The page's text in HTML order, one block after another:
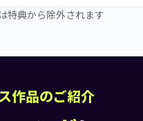
特典から除外されます
作品のご紹介